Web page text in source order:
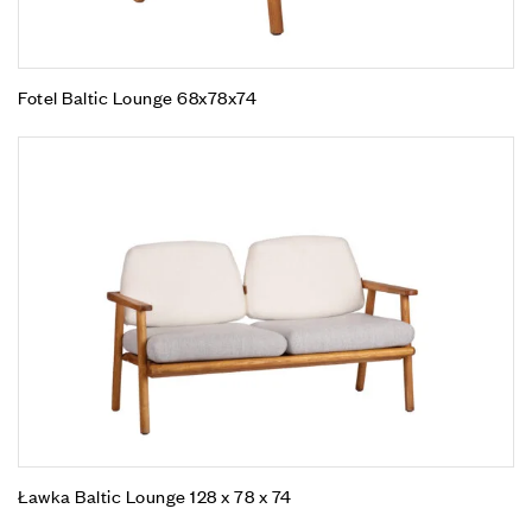
Fotel Baltic Lounge 68x78x74
Ławka Baltic Lounge 128 x 78 x 74